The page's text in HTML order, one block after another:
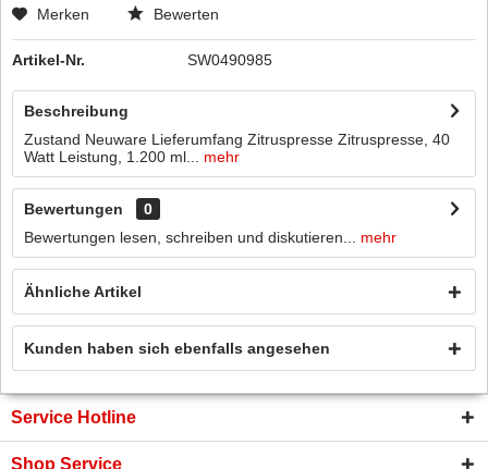
Merken Bewerten
Artikel-Nr. SW0490985
Beschreibung
Zustand Neuware Lieferumfang Zitruspresse Zitruspresse, 40
Watt Leistung, 1.200 ml...
mehr
Bewertungen
0
Bewertungen lesen, schreiben und diskutieren...
mehr
Ähnliche Artikel
Kunden haben sich ebenfalls angesehen
Service Hotline
Shop Service